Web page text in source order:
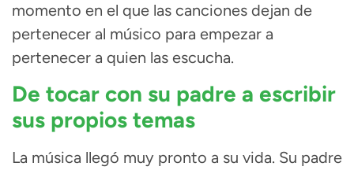
momento en el que las canciones dejan de
pertenecer al músico para empezar a
pertenecer a quien las escucha.
De tocar con su padre a escribir
sus propios temas
La música llegó muy pronto a su vida. Su padre